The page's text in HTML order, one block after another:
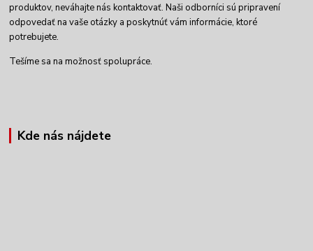
produktov, neváhajte nás kontaktovať. Naši odborníci sú pripravení
odpovedať na vaše otázky a poskytnúť vám informácie, ktoré
potrebujete.
Tešíme sa na možnosť spolupráce.
Kde nás nájdete